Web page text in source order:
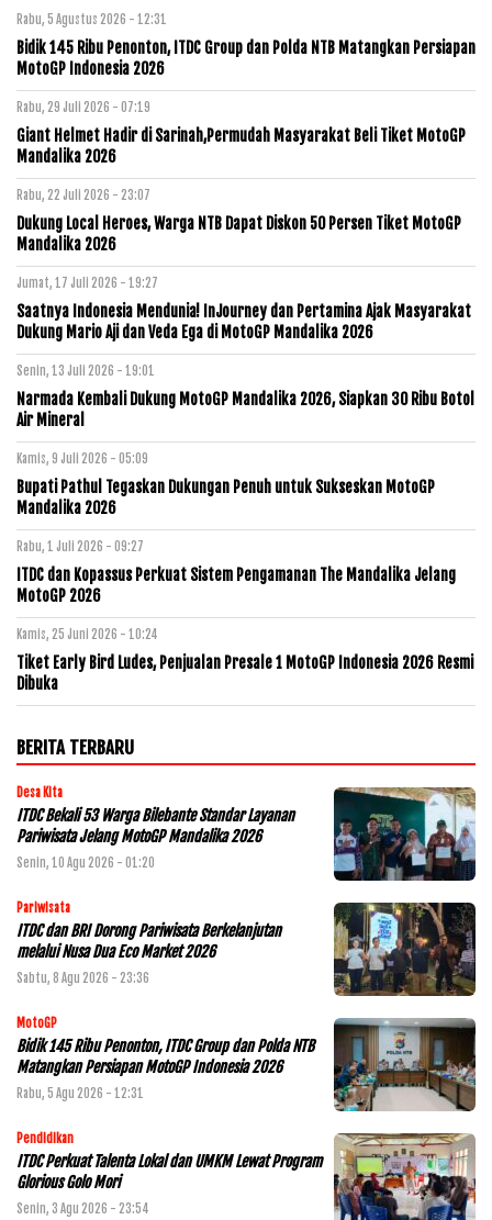
Rabu, 5 Agustus 2026 - 12:31
Bidik 145 Ribu Penonton, ITDC Group dan Polda NTB Matangkan Persiapan
MotoGP Indonesia 2026
Rabu, 29 Juli 2026 - 07:19
Giant Helmet Hadir di Sarinah,Permudah Masyarakat Beli Tiket MotoGP
Mandalika 2026
Rabu, 22 Juli 2026 - 23:07
Dukung Local Heroes, Warga NTB Dapat Diskon 50 Persen Tiket MotoGP
Mandalika 2026
Jumat, 17 Juli 2026 - 19:27
Saatnya Indonesia Mendunia! InJourney dan Pertamina Ajak Masyarakat
Dukung Mario Aji dan Veda Ega di MotoGP Mandalika 2026
Senin, 13 Juli 2026 - 19:01
Narmada Kembali Dukung MotoGP Mandalika 2026, Siapkan 30 Ribu Botol
Air Mineral
Kamis, 9 Juli 2026 - 05:09
Bupati Pathul Tegaskan Dukungan Penuh untuk Sukseskan MotoGP
Mandalika 2026
Rabu, 1 Juli 2026 - 09:27
ITDC dan Kopassus Perkuat Sistem Pengamanan The Mandalika Jelang
MotoGP 2026
Kamis, 25 Juni 2026 - 10:24
Tiket Early Bird Ludes, Penjualan Presale 1 MotoGP Indonesia 2026 Resmi
Dibuka
BERITA TERBARU
Desa Kita
ITDC Bekali 53 Warga Bilebante Standar Layanan
Pariwisata Jelang MotoGP Mandalika 2026
Senin, 10 Agu 2026 - 01:20
Pariwisata
ITDC dan BRI Dorong Pariwisata Berkelanjutan
melalui Nusa Dua Eco Market 2026
Sabtu, 8 Agu 2026 - 23:36
MotoGP
Bidik 145 Ribu Penonton, ITDC Group dan Polda NTB
Matangkan Persiapan MotoGP Indonesia 2026
Rabu, 5 Agu 2026 - 12:31
Pendidikan
ITDC Perkuat Talenta Lokal dan UMKM Lewat Program
Glorious Golo Mori
Senin, 3 Agu 2026 - 23:54